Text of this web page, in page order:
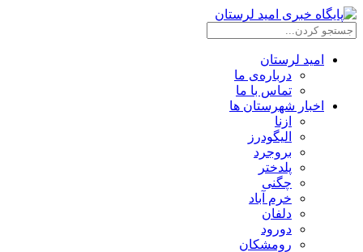
امید لرستان
درباره‌ی ما
تماس با ما
اخبار شهرستان ها
ازنا
الیگودرز
بروجرد
پلدختر
چگنی
خرم آباد
دلفان
دورود
رومشکان